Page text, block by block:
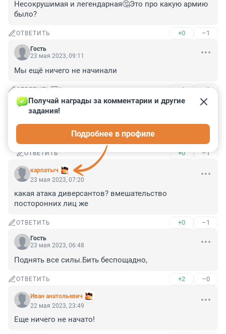
Несокрушимая и легендарная🤔Это про какую армию
было?
ОТВЕТИТЬ +0 –1
Гость
23 мая 2023, 09:11
Мы ещё ничего не начинали
ОТВЕТИТЬ 1 +1 –1
279424493
Гость, а на нас уже нападают дрг
ОТВЕТИТЬ +0 –1
карпатыч
Получай награды за комментарии и другие
задания!
Подробнее в профиле
23 мая 2023, 07:20
какая атака диверсантов? вмешательство
посторонних лиц же
ОТВЕТИТЬ +0 –1
Гость
23 мая 2023, 06:48
Поднять все силы.Бить беспощадно,
ОТВЕТИТЬ +2 –0
Иван анатольевич
22 мая 2023, 23:49
Еще ничего не начато!